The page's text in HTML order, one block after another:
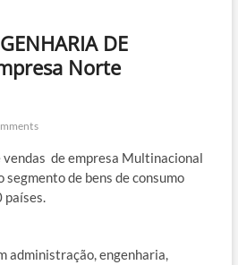
DE
Norte
de empresa Multinacional
de bens de consumo
países.
administração, engenharia,